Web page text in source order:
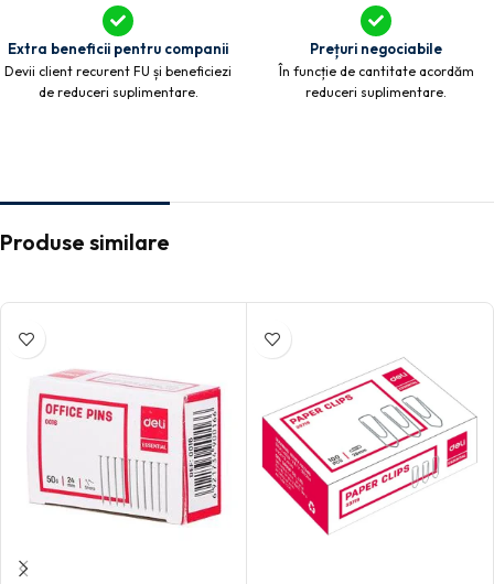
Extra beneficii pentru companii
Devii client recurent FU și beneficiezi
de reduceri suplimentare.
Prețuri negociabile
În funcție de cantitate acordăm
reduceri suplimentare.
Produse similare